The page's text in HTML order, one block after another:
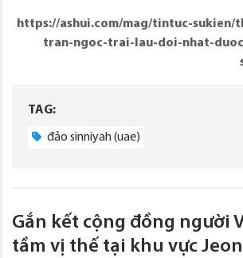
https://ashui.com/mag/tintuc-sukien/
tran-ngoc-trai-lau-doi-nhat-
TAG:
đảo sinniyah (uae)
Gắn kết cộng đồng người
tầm vị thế tại khu vực